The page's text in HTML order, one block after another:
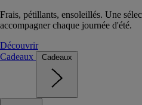
Frais, pétillants, ensoleillés. Une
accompagner chaque journée d'été.
Découvrir
Cadeaux
Cadeaux